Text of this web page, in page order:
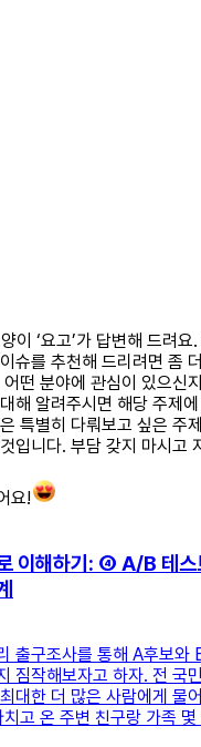
이 ‘요고’가 답변해 드려요
슈를 추천해 드리려면 좀
떤 분야에 관심이 있으신
해 알려주시면 해당 주제
특별히 다뤄보고 싶은 주
입니다. 부담 갖지 마시고
요!
이해하기: ④ A/B 테스
출구조사를 통해 A후보와
짐작해보자고 하자. 전 국
대한 더 많은 사람에게 물
고 온 주변 친구랑 가족 몇